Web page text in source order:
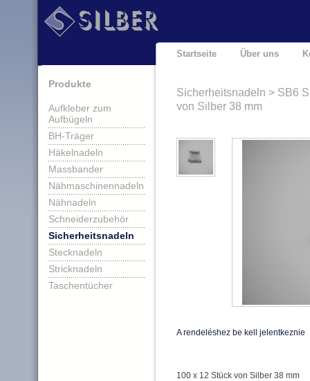
Startseite Über uns
Produkte
Aufkleber zum
Aufbügeln
BH-Träger
Häkelnadeln
Massbander
Nähmaschinennadeln
Nähnadeln
Schneiderzubehör
Sicherheitsnadeln
Stecknadeln
Stricknadeln
Taschentücher
Sicherheitsnadeln > SB6
von Silber 38 mm
A rendeléshez be kell jelentkeznie
100 x 12 Stück von Silber 38 mm